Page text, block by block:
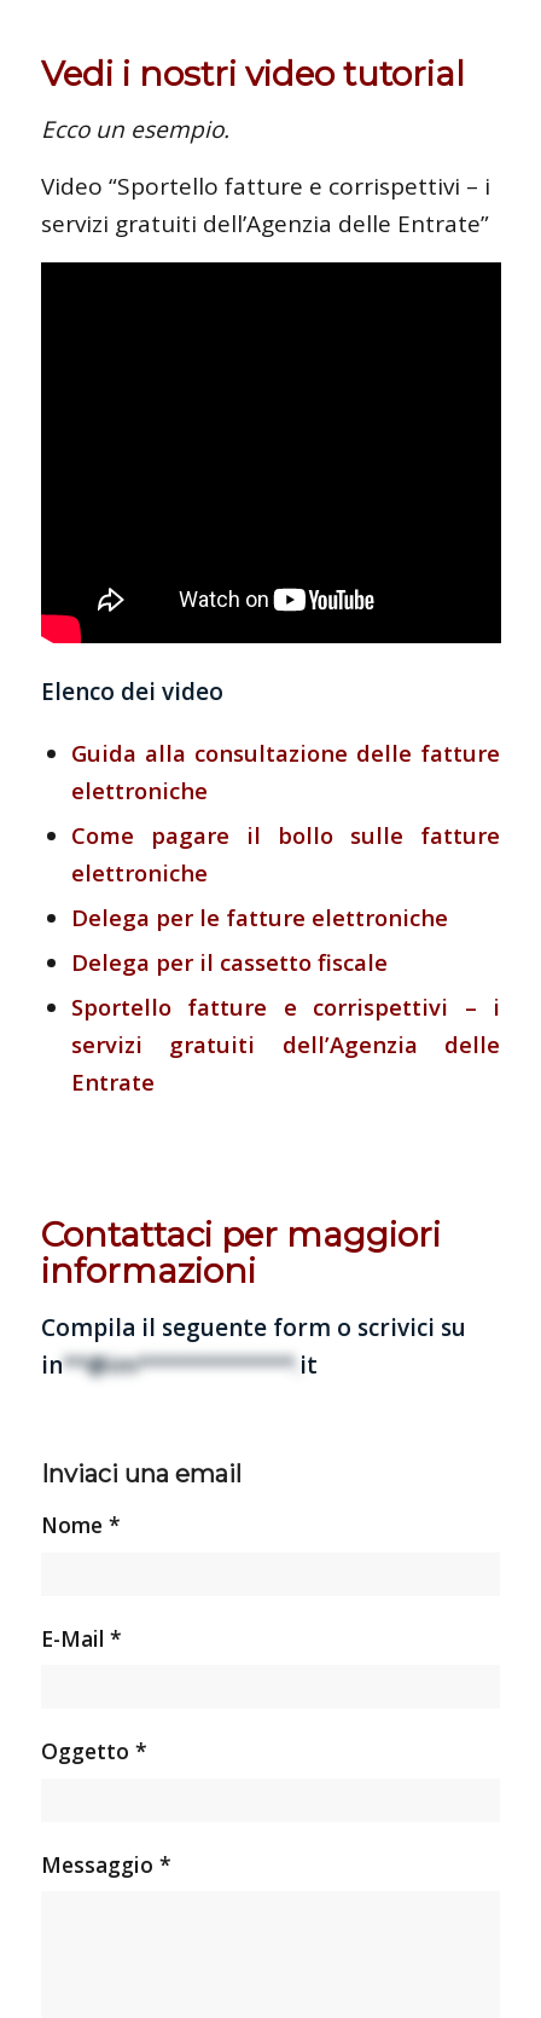
Vedi i nostri video tutorial
Ecco un esempio.
Video “Sportello fatture e corrispettivi – i
servizi gratuiti dell’Agenzia delle Entrate”
Elenco dei video
Guida alla consultazione delle fatture
elettroniche
Come pagare il bollo sulle fatture
elettroniche
Delega per le fatture elettroniche
Delega per il cassetto fiscale
Sportello fatture e corrispettivi – i
servizi gratuiti dell’Agenzia delle
Entrate
Contattaci per maggiori
informazioni
Compila il seguente form o scrivici su
in**@im*************. it
Inviaci una email
Nome *
E-Mail *
Oggetto *
Messaggio *